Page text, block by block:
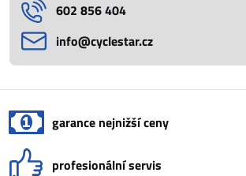
602 856 404
info​@cyclestar​.cz
garance nejnižší ceny
profesionální servis